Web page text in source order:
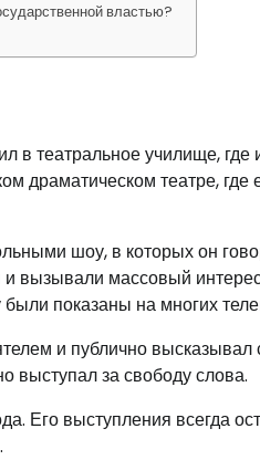
властью?
театральное училище, где
драматическом театре,
шоу, в которых он
вызывали массовый
показаны на многих
и публично высказывал
выступал за свободу слова.
Его выступления всегда